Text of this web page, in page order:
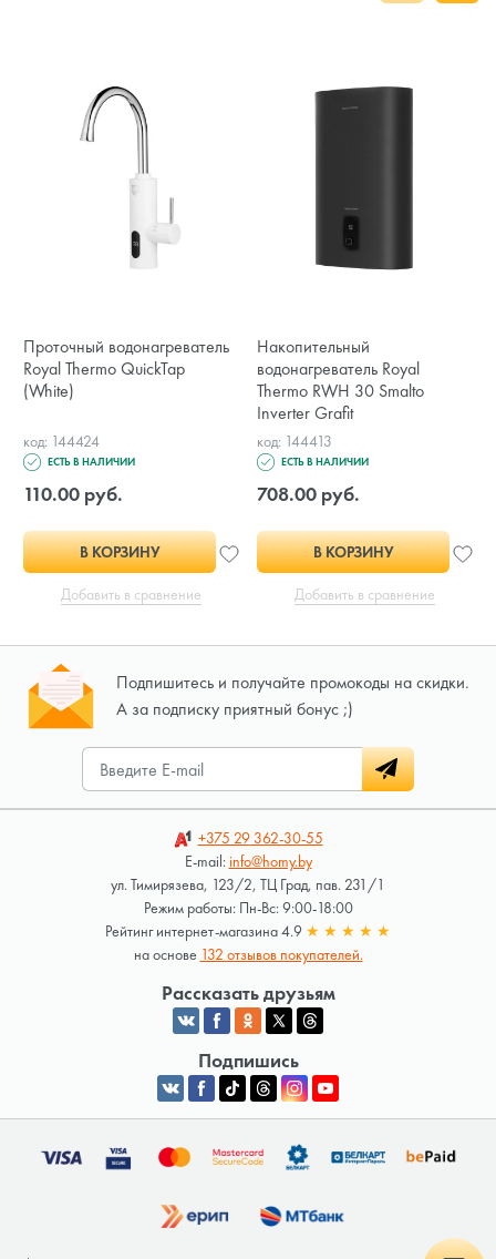
Проточный водонагреватель
Royal Thermo QuickTap
(White)
код: 144424
ЕСТЬ В НАЛИЧИИ
110.00 руб.
В КОРЗИНУ
Добавить в сравнение
Накопительный
водонагреватель Royal
Thermo RWH 30 Smalto
Inverter Grafit
код: 144413
ЕСТЬ В НАЛИЧИИ
708.00 руб.
В КОРЗИНУ
Добавить в сравнение
Подпишитесь и получайте промокоды на скидки.
А за подписку приятный бонус ;)
+375 29362-30-55
E-mail:info@homy.by
ул. Тимирязева, 123/2, ТЦ Град, пав. 231/1
Режим работы: Пн-Вс: 9:00-18:00
Рейтинг интернет-магазина 4.9 ★ ★ ★ ★ ★
на основе 132 отзывов покупателей.
Рассказать друзьям
Подпишись